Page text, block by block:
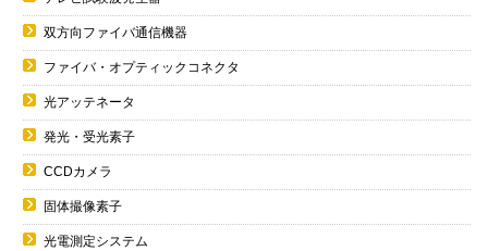
双方向ファイバ通信機器
ファイバ・オプティックコネクタ
光アッテネータ
発光・受光素子
CCDカメラ
固体撮像素子
光電測定システム